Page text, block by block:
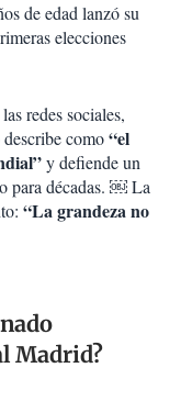
de edad lanzó su
elecciones
redes sociales,
describe como“el
y defiende un
para décadas. ￼ La
“La grandeza no
Madrid?